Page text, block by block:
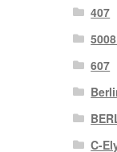
407
607
C-